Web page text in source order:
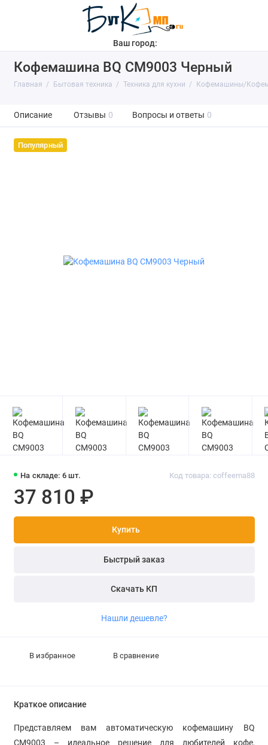
Ваш город:
Кофемашина BQ CM9003 Черный
Главная Бытовая техника Техника для кухни Кофемашины/
Описание Отзывы 0 Вопросы и ответы 0
Популярный
На складе: 6 шт. Код товара: coffeema88
37 810 ₽
Купить
Быстрый заказ
Скачать КП
Нашли дешевле?
В избранное В сравнение
Краткое описание
Представляем вам автоматическую кофемашину BQ
CM9003 – идеальное решение для любителей кофе,